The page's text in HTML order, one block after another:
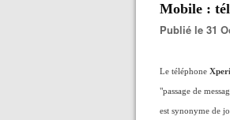
Mobile :
Publié le 31
Le téléphone
"passage de
est synonyme de